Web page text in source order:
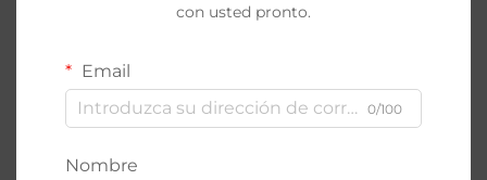
con usted pronto.
Email
0/100
Nombre